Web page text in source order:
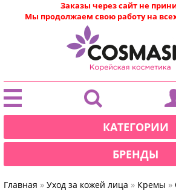
|
Заказы через сайт не
Мы продолжаем свою работу на
КАТЕГОРИИ
БРЕНДЫ
Главная » Уход за кожей лица » Кремы »